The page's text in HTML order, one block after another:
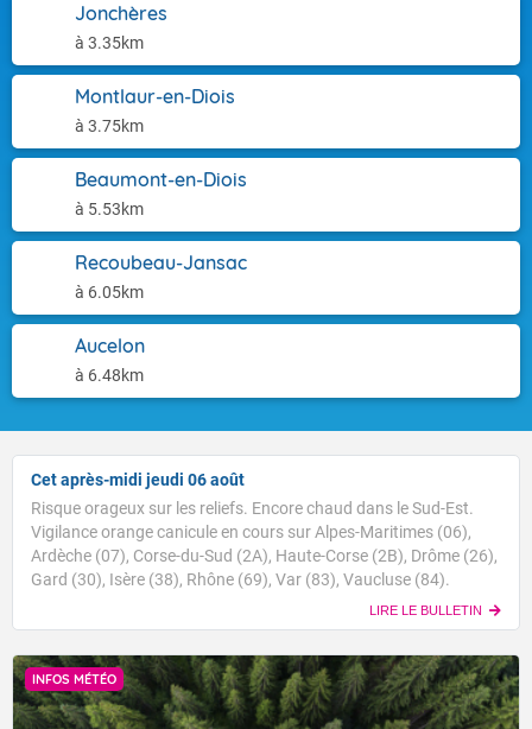
Jonchères
à 3.35km
Montlaur-en-Diois
à 3.75km
Beaumont-en-Diois
à 5.53km
Recoubeau-Jansac
à 6.05km
Aucelon
à 6.48km
Cet après-midi jeudi 06 août
Risque orageux sur les reliefs. Encore chaud dans le Sud-Est.
Vigilance orange canicule en cours sur Alpes-Maritimes (06),
Ardèche (07), Corse-du-Sud (2A), Haute-Corse (2B), Drôme (26),
Gard (30), Isère (38), Rhône (69), Var (83), Vaucluse (84).
LIRE LE BULLETIN
INFOS MÉTÉO